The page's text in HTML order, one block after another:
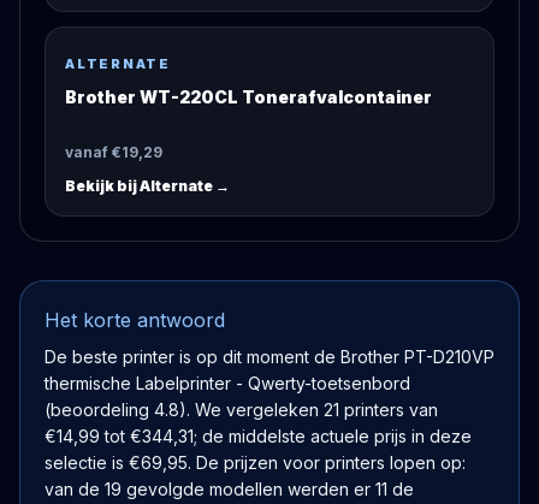
ALTERNATE
Brother WT-220CL Tonerafvalcontainer
vanaf €19,29
Bekijk bijAlternate →
Het korte antwoord
De beste printer is op dit moment de Brother PT-D210VP
thermische Labelprinter - Qwerty-toetsenbord
(beoordeling 4.8). We vergeleken 21 printers van
€14,99 tot €344,31; de middelste actuele prijs in deze
selectie is €69,95. De prijzen voor printers lopen op:
van de 19 gevolgde modellen werden er 11 de